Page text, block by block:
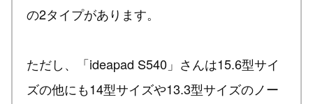
の2タイプがあります。
ただし、「ideapad S540」さんは15.6型サイ
ズの他にも14型サイズや13.3型サイズのノー